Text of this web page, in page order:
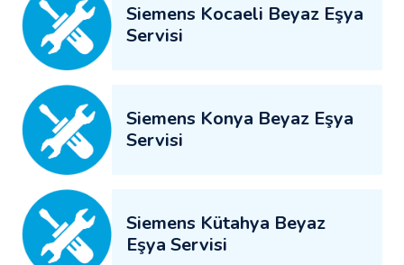
Siemens Kocaeli Beyaz Eşya
Servisi
Siemens Konya Beyaz Eşya
Servisi
Siemens Kütahya Beyaz
Eşya Servisi